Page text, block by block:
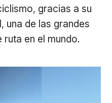
gracias a su
una de las grandes
en el mundo.